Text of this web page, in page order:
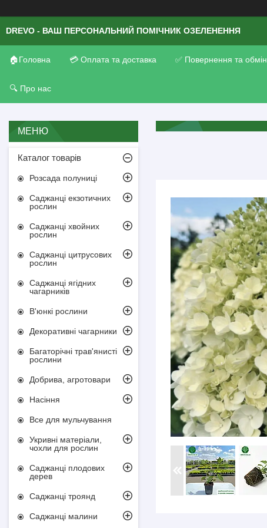
DREVO - ВАШ ПЕРСОНАЛЬНИЙ ПОМІЧНИК ОЗЕЛЕНЕННЯ
🏠Головна 💳 Оплата та доставка ✅ Повернення та обмін
🔍 Про нас
Каталог товарів
Розсада полуниці
Саджанці екзотичних
рослин
Саджанці хвойних
рослин
Саджанці цитрусових
рослин
Саджанці ягідних
чагарників
В'юнкі рослини
Декоративні чагарники
Багаторічні трав'янисті
рослини
Добрива, агротовари
Насіння
Все для мульчування
Укривні матеріали,
чохли для рослин
Саджанці плодових
дерев
Саджанці троянд
Саджанці малини